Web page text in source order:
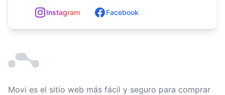
Instagram Facebook
Movi es el sitio web más fácil y seguro para comprar